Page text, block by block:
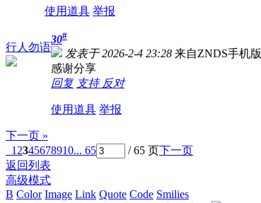
使用道具 举报
行人勿语
30#
发表于 2026-2-4 23:28 来自ZNDS手机版
感谢分享
回复 支持 反对
使用道具 举报
下一页 »
1 2345678910... 65 / 65 页下一页
返回列表
高级模式
B Color Image Link Quote Code Smilies